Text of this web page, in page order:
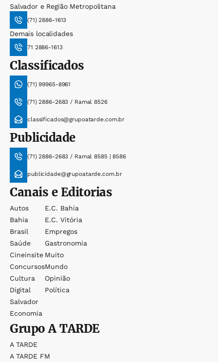
Salvador e Região Metropolitana
(71) 2886-1613
Demais localidades
71 2886-1613
Classificados
(71) 99965-8961
(71) 2886-2683 / Ramal 8526
classificados@grupoatarde.com.br
Publicidade
(71) 2886-2683 / Ramal 8585 | 8586
publicidade@grupoatarde.com.br
Canais e Editorias
Autos
Bahia
Brasil
Saúde
Cineinsite
Concursos
Cultura
Digital
Salvador
Economia
E.c. Bahia
E.c. Vitória
Empregos
Gastronomia
Muito
Mundo
Opinião
Política
GrupoA TARDE
A TARDE
A TARDE FM